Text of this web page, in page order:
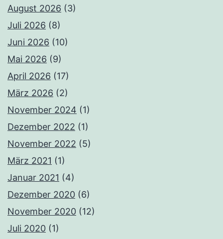
August 2026 (3)
Juli 2026 (8)
Juni 2026 (10)
Mai 2026 (9)
April 2026 (17)
März 2026 (2)
November 2024 (1)
Dezember 2022 (1)
November 2022 (5)
März 2021 (1)
Januar 2021 (4)
Dezember 2020 (6)
November 2020 (12)
Juli 2020 (1)